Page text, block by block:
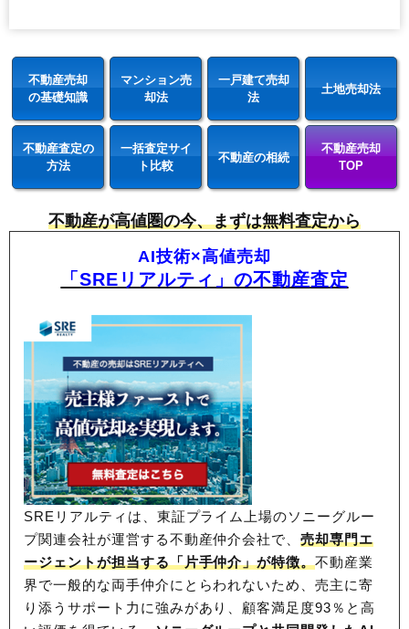
不動産売却
の基礎知識
マンション売
却法
一戸建て売却
法
土地売却法
不動産査定の
方法
一括査定サイ
ト比較
不動産の相続
不動産売却
TOP
不動産が高値圏の今、まずは無料査定から
AI技術×高値売却
「SREリアルティ」の不動産査定
SREリアルティは、東証プライム上場のソニーグルー
プ関連会社が運営する不動産仲介会社で、売却専門エ
ージェントが担当する「片手仲介」が特徴。不動産業
界で一般的な両手仲介にとらわれないため、売主に寄
り添うサポート力に強みがあり、顧客満足度93％と高